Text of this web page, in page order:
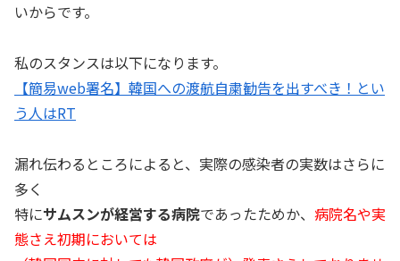
いからです。
私のスタンスは以下になります。
【簡易web署名】韓国への渡航自粛勧告を出すべき！とい
う人はRT
漏れ伝わるところによると、実際の感染者の実数はさらに
多く
特にサムスンが経営する病院であったためか、 病院名や実
態さえ初期においては